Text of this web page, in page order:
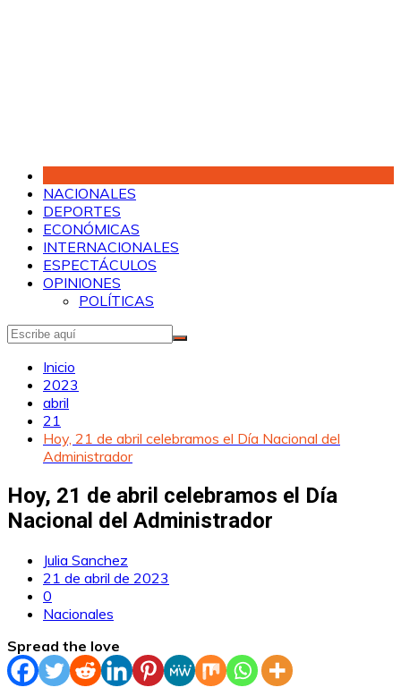
NACIONALES
DEPORTES
ECONÓMICAS
INTERNACIONALES
ESPECTÁCULOS
OPINIONES
POLÍTICAS
Inicio
2023
abril
21
Hoy, 21 de abril celebramos el Día Nacional del
Administrador
Hoy, 21 de abril celebramos el Día
Nacional del Administrador
Julia Sanchez
21 de abril de 2023
0
Nacionales
Spread the love